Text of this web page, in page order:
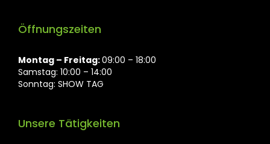
Öffnungszeiten
Montag ⁠– Freitag:09:00 – 18:00
Samstag: 10:00 – 14:00
Sonntag: SHOW TAG
Unsere Tätigkeiten